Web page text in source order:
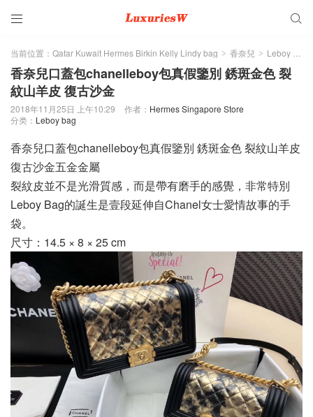
 
当前位置： Qatar Kuwait Hermes Birkin Kelly Lindy bag > 香奈兒 > Leboy bag
香奈兒口蓋包chanelleboy包真假鑒別 銹斑金色 裂
紋山羊皮 復古沙金
2018年11月25日 上午10:29 作者： Hermes Singapore Store
分类： Leboy bag
香奈兒口蓋包chanelleboy包真假鑒別 銹斑金色 裂紋山羊皮
復古沙金五金金屬
裂紋皮並不是光滑質感，而是帶有磨手的感覺，非常特別
Leboy Bag的誕生是壹段延伸自Chanel女士愛情故事的手
袋。
尺寸：14.5 × 8 × 25 cm